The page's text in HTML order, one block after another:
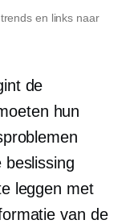
en links naar
de
hun
beslissing
leggen met
van de